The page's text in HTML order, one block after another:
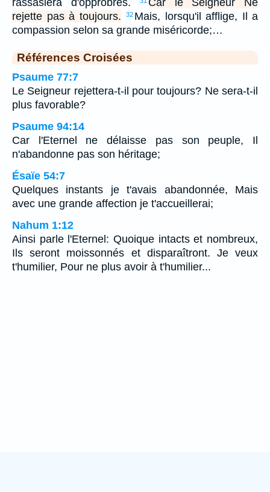
rejette pas à toujours.
32 Mais, lorsqu'il afflige, Il a
compassion selon sa grande miséricorde;…
Références Croisées
Psaume 77:7
Le Seigneur rejettera-t-il pour toujours? Ne sera-t-il
plus favorable?
Psaume 94:14
Car l'Eternel ne délaisse pas son peuple, Il
n'abandonne pas son héritage;
Ésaïe 54:7
Quelques instants je t'avais abandonnée, Mais
avec une grande affection je t'accueillerai;
Nahum 1:12
Ainsi parle l'Eternel: Quoique intacts et nombreux,
Ils seront moissonnés et disparaîtront. Je veux
t'humilier, Pour ne plus avoir à t'humilier...